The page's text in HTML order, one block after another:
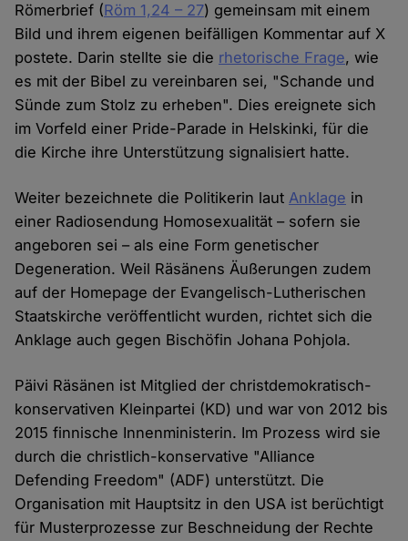
Römerbrief (Röm 1,24 – 27) gemeinsam mit einem
Bild und ihrem eigenen beifälligen Kommentar auf X
postete. Darin stellte sie die rhetorische Frage, wie
es mit der Bibel zu vereinbaren sei, "Schande und
Sünde zum Stolz zu erheben". Dies ereignete sich
im Vorfeld einer Pride-Parade in Helskinki, für die
die Kirche ihre Unterstützung signalisiert hatte.
Weiter bezeichnete die Politikerin lautAnklage in
einer Radiosendung Homosexualität – sofern sie
angeboren sei – als eine Form genetischer
Degeneration. Weil Räsänens Äußerungen zudem
auf der Homepage der Evangelisch-Lutherischen
Staatskirche veröffentlicht wurden, richtet sich die
Anklage auch gegen Bischöfin Johana Pohjola.
Päivi Räsänen ist Mitglied der christdemokratisch-
konservativen Kleinpartei (KD) und war von 2012 bis
2015 finnische Innenministerin. Im Prozess wird sie
durch die christlich-konservative "Alliance
Defending Freedom" (ADF) unterstützt. Die
Organisation mit Hauptsitz in den USA ist berüchtigt
für Musterprozesse zur Beschneidung der Rechte